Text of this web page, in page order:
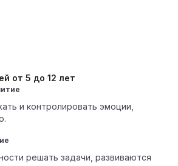
от 5 до 12 лет
и контролировать эмоции,
решать задачи, развиваются